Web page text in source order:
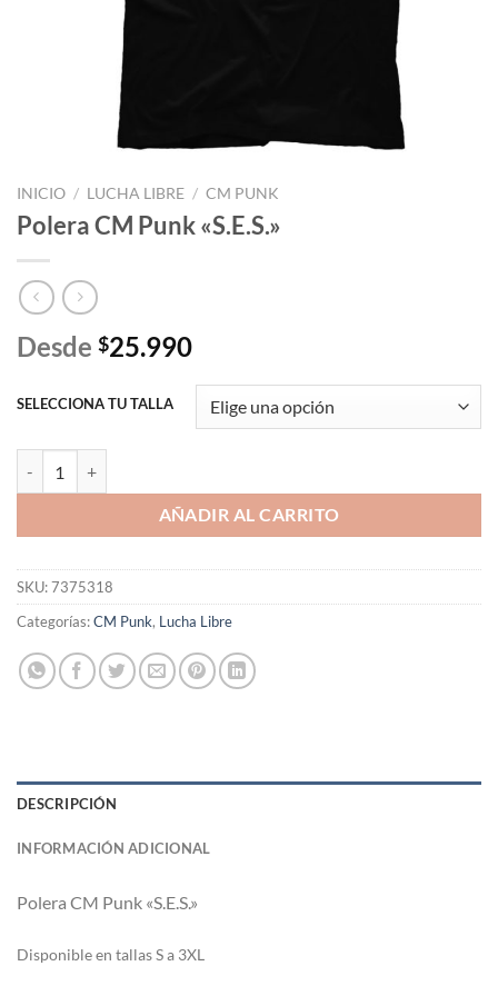
INICIO / LUCHA LIBRE / CM PUNK
Polera CM Punk «S.E.S.»
Desde $25.990
SELECCIONA TU TALLA
AÑADIR AL CARRITO
SKU:7375318
Categorías:CM Punk, Lucha Libre
DESCRIPCIÓN
INFORMACIÓN ADICIONAL
Polera CM Punk «S.E.S.»
Disponible en tallas S a 3XL